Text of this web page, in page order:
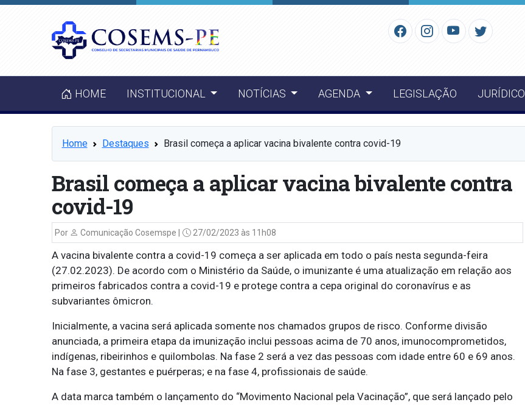
HOME INSTITUCIONAL NOTÍCIAS AGENDA LEGISLAÇÃO JURÍDICO
Home Destaques Brasil começa a aplicar vacina bivalente contra covid-19
Brasil começa a aplicar vacina bivalente contra
covid-19
Por Comunicação Cosemspe | 27/02/2023 às 11h08
A vacina bivalente contra a covid-19 começa a ser aplicada em todo o país nesta segunda-feira
(27.02.2023). De acordo com o Ministério da Saúde, o imunizante é uma atualização em relação aos
primeiros fabricados contra a covid-19 e protege contra a cepa original do coronavírus e as
subvariantes ômicron.
Inicialmente, a vacina será aplicada somente nos chamados grupos de risco. Conforme divisão
anunciada, a primeira etapa da imunização inclui pessoas acima de 70 anos, imunocomprometidos,
indígenas, ribeirinhos e quilombolas. Na fase 2 será a vez das pessoas com idade entre 60 e 69 anos.
Na fase 3, gestantes e puérperas; e na fase 4, profissionais de saúde.
A data marca também o lançamento do “Movimento Nacional pela Vacinação”, que será lançado pelo